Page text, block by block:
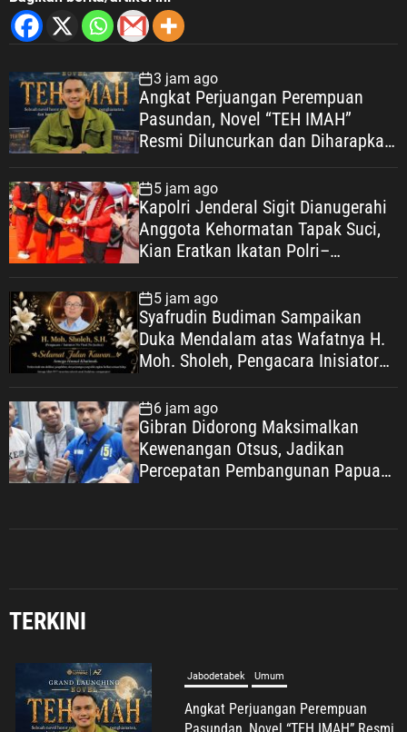
3 jam ago
Angkat Perjuangan Perempuan
Pasundan, Novel “TEH IMAH”
Resmi Diluncurkan dan Diharapkan
5 jam ago
Kapolri Jenderal Sigit Dianugerahi
Anggota Kehormatan Tapak Suci,
Kian Eratkan Ikatan Polri–
5 jam ago
Syafrudin Budiman Sampaikan
Duka Mendalam atas Wafatnya H.
Moh. Sholeh, Pengacara Inisiator
6 jam ago
Gibran Didorong Maksimalkan
Kewenangan Otsus, Jadikan
Percepatan Pembangunan Papua
TERKINI
Komunitas Nasional
Kapolri Jenderal Sigit Dianugerahi